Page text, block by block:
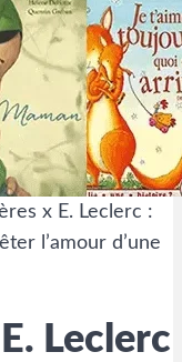
x E. Leclerc :
l’amour d’une
Leclerc